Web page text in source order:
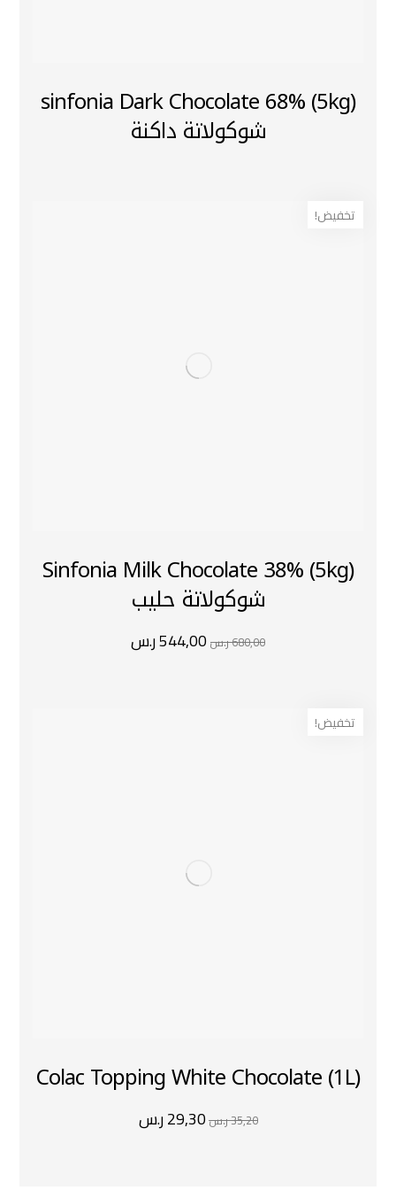
(5kg) sinfonia Dark Chocolate 68%
شوكولاتة داكنة
تخفيض!
Sinfonia Milk Chocolate 38% (5kg)
شوكولاتة حليب
680,00ر.س 544,00ر.س
تخفيض!
Colac Topping White Chocolate (1L)
35,20ر.س29,30ر.س